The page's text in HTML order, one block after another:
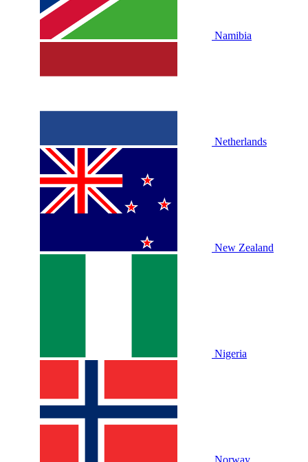
Namibia
Netherlands
New Zealand
Nigeria
Norway